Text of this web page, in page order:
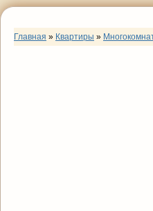
Главная » Квартиры »